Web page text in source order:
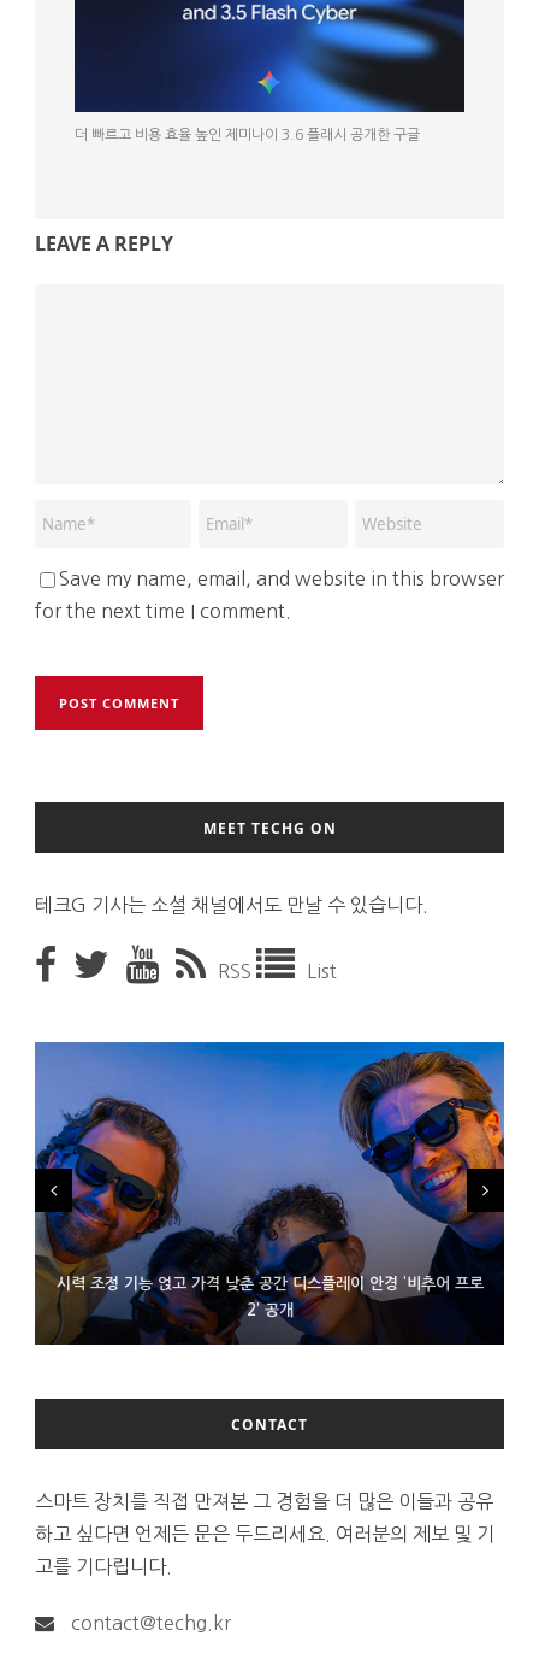
더 빠르고 비용 효율 높인 제미나이 3.6 플래시 공개한 구글
LEAVE A REPLY
Save my name, email, and website in this browser
for the next time I comment.
MEET TECHG ON
테크G 기사는 소셜 채널에서도 만날 수 있습니다.
RSS List
시력 조정 기능 얹고 가격 낮춘 공간 디스플레이 안경 ‘비추어 프로
2’ 공개
D램 부족에 10억달러어치 아이폰18 프로세서 패키징 대기 중
300~400달러 반지형 스피커 준비하는 오픈AI
CONTACT
스마트 장치를 직접 만져본 그 경험을 더 많은 이들과 공유
하고 싶다면 언제든 문은 두드리세요. 여러분의 제보 및 기
고를 기다립니다.
contact@techg.kr